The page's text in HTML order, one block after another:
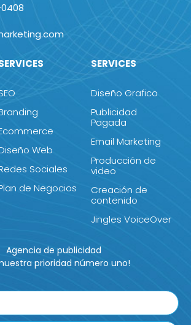
Web
Sociales
de Negocios
SERVICES
Diseño Grafico
Publicidad
Pagada
Email Marketing
Producción de
video
Creación de
contenido
Jingles VoiceOver
Agencia de publicidad
nuestra prioridad número uno!